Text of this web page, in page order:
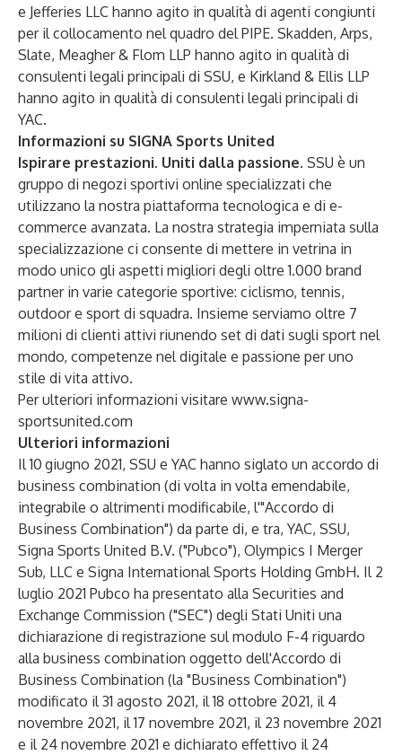
e Jefferies LLC hanno agito in qualità di agenti congiunti
per il collocamento nel quadro del PIPE. Skadden, Arps,
Slate, Meagher & Flom LLP hanno agito in qualità di
consulenti legali principali di SSU, e Kirkland & Ellis LLP
hanno agito in qualità di consulenti legali principali di
YAC.
Informazioni su SIGNA Sports United
Ispirare prestazioni. Uniti dalla passione. SSU è un
gruppo di negozi sportivi online specializzati che
utilizzano la nostra piattaforma tecnologica e di e-
commerce avanzata. La nostra strategia imperniata sulla
specializzazione ci consente di mettere in vetrina in
modo unico gli aspetti migliori degli oltre 1.000 brand
partner in varie categorie sportive: ciclismo, tennis,
outdoor e sport di squadra. Insieme serviamo oltre 7
milioni di clienti attivi riunendo set di dati sugli sport nel
mondo, competenze nel digitale e passione per uno
stile di vita attivo.
Per ulteriori informazioni visitare www.signa-
sportsunited.com
Ulteriori informazioni
Il 10 giugno 2021, SSU e YAC hanno siglato un accordo di
business combination (di volta in volta emendabile,
integrabile o altrimenti modificabile, l'"Accordo di
Business Combination") da parte di, e tra, YAC, SSU,
Signa Sports United B.V. ("Pubco"), Olympics I Merger
Sub, LLC e Signa International Sports Holding GmbH. Il 2
luglio 2021 Pubco ha presentato alla Securities and
Exchange Commission ("SEC") degli Stati Uniti una
dichiarazione di registrazione sul modulo F-4 riguardo
alla business combination oggetto dell'Accordo di
Business Combination (la "Business Combination")
modificato il 31 agosto 2021, il 18 ottobre 2021, il 4
novembre 2021, il 17 novembre 2021, il 23 novembre 2021
e il 24 novembre 2021 e dichiarato effettivo il 24